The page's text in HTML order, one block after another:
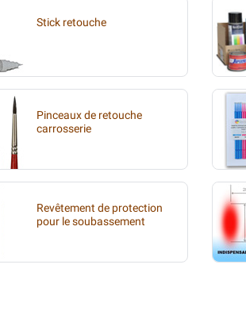
Stick retouche
Pinceaux de retouche
carrosserie
Revêtement de protection
pour le soubassement